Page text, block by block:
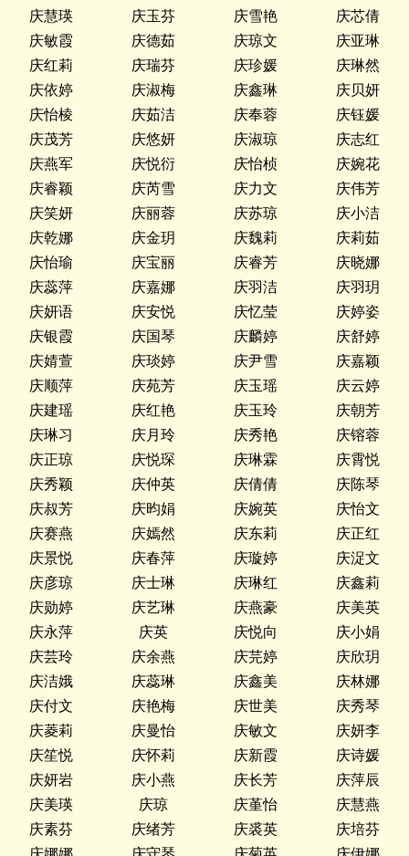
庆慧瑛
庆玉芬 庆雪艳
庆芯倩
庆敏霞
庆德茹 庆琼文
庆亚琳
庆红莉
庆瑞芬 庆珍媛
庆琳然
庆依婷
庆淑梅 庆鑫琳
庆贝妍
庆怡棱
庆茹洁 庆奉蓉
庆钰媛
庆茂芳
庆悠妍 庆淑琼
庆志红
庆燕军
庆悦衍 庆怡桢
庆婉花
庆睿颖
庆芮雪 庆力文
庆伟芳
庆笑妍
庆丽蓉 庆苏琼
庆小洁
庆乾娜
庆金玥 庆魏莉
庆莉茹
庆怡瑜
庆宝丽 庆睿芳
庆晓娜
庆蕊萍
庆嘉娜 庆羽洁
庆羽玥
庆妍语
庆安悦 庆忆莹
庆婷姿
庆银霞
庆国琴 庆麟婷
庆舒婷
庆婧萱
庆琰婷 庆尹雪
庆嘉颖
庆顺萍
庆苑芳 庆玉瑶
庆云婷
庆建瑶
庆红艳 庆玉玲
庆朝芳
庆琳习
庆月玲 庆秀艳
庆镕蓉
庆正琼
庆悦琛 庆琳霖
庆霄悦
庆秀颖
庆仲英 庆倩倩
庆陈琴
庆叔芳
庆昀娟 庆婉英
庆怡文
庆赛燕
庆嫣然 庆东莉
庆正红
庆景悦
庆春萍 庆璇婷
庆浞文
庆彦琼
庆士琳 庆琳红
庆鑫莉
庆勋婷
庆艺琳 庆燕豪
庆美英
庆永萍
庆英 庆悦向
庆小娟
庆芸玲
庆余燕 庆芫婷
庆欣玥
庆洁娥
庆蕊琳 庆鑫美
庆林娜
庆付文
庆艳梅 庆世美
庆秀琴
庆菱莉
庆曼怡 庆敏文
庆妍李
庆笙悦
庆怀莉 庆新霞
庆诗媛
庆妍岩
庆小燕 庆长芳
庆萍辰
庆美瑛
庆琼 庆堇怡
庆慧燕
庆素芬
庆绪芳 庆裘英
庆培芬